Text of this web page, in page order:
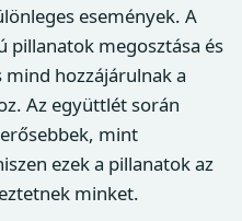
események. A
pillanatok megosztása és
hozzájárulnak a
Az együttlét során
mint
ezek a pillanatok az
minket.